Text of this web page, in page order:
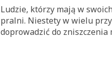
Ludzie, którzy mają w
pralni. Niestety w wielu
doprowadzić do zniszczenia